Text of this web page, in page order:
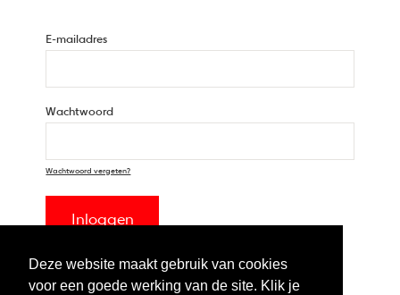
Deze website maakt gebruik van cookies
voor een goede werking van de site. Klik je
E-mailadres
Wachtwoord
Wachtwoord vergeten?
Inloggen